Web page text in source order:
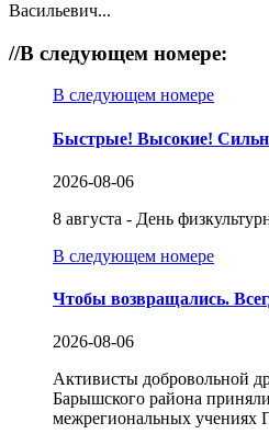
Васильевич...
//В следующем номере:
В следующем номере
Быстрые! Высокие!
2026-08-06
8 августа - День
В следующем номере
Чтобы возвращались.
2026-08-06
Активисты добровольной
Барышского района
межрегиональных учениях